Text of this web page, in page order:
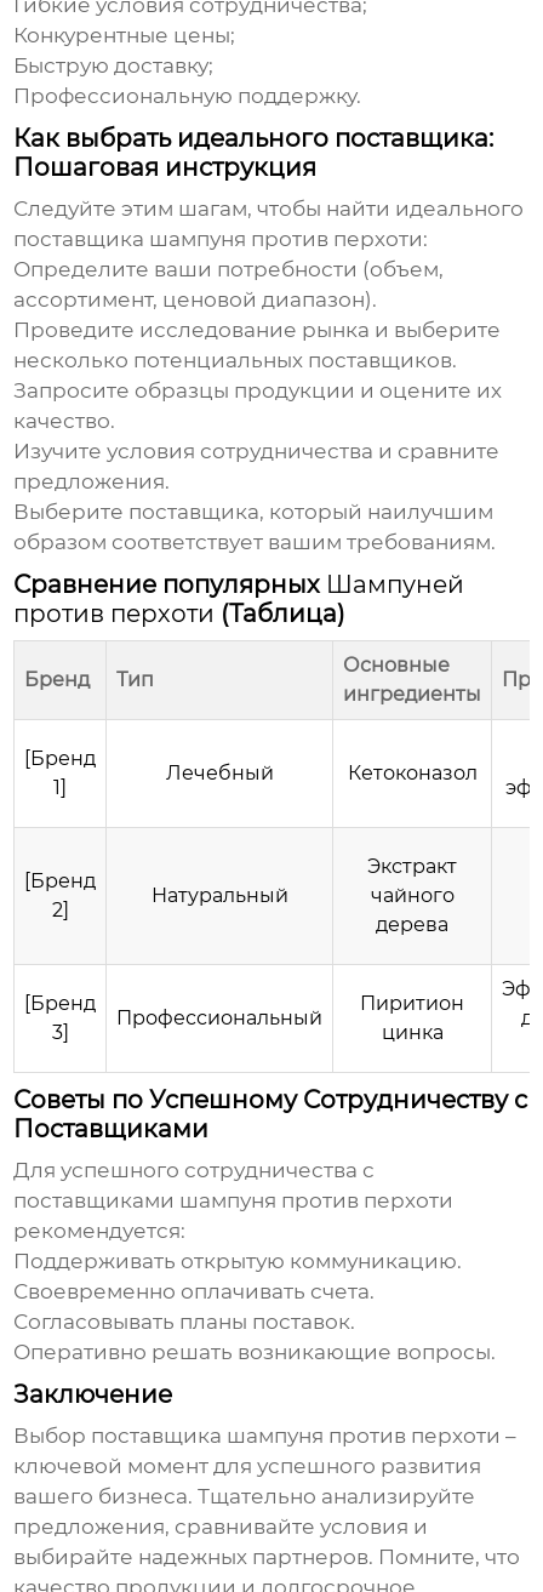
Гибкие условия сотрудничества;
Конкурентные цены;
Быструю доставку;
Профессиональную поддержку.
Как выбрать идеального поставщика:
Пошаговая инструкция
Следуйте этим шагам, чтобы найти идеального
поставщика шампуня против перхоти:
Определите ваши потребности (объем,
ассортимент, ценовой диапазон).
Проведите исследование рынка и выберите
несколько потенциальных поставщиков.
Запросите образцы продукции и оцените их
качество.
Изучите условия сотрудничества и сравните
предложения.
Выберите поставщика, который наилучшим
образом соответствует вашим требованиям.
Сравнение популярных Шампуней
против перхоти (Таблица)
Бренд Тип
Основные
ингредиенты
[Бренд
1]
Лечебный Кетоконазол
[Бренд
2]
Натуральный
Экстракт
чайного
дерева
[Бренд
3]
Профессиональный
Пиритион
цинка
Советы по Успешному Сотрудничеству с
Поставщиками
Для успешного сотрудничества с
поставщиками шампуня против перхоти
рекомендуется:
Поддерживать открытую коммуникацию.
Своевременно оплачивать счета.
Согласовывать планы поставок.
Оперативно решать возникающие вопросы.
Заключение
Выбор поставщика шампуня против перхоти –
ключевой момент для успешного развития
вашего бизнеса. Тщательно анализируйте
предложения, сравнивайте условия и
выбирайте надежных партнеров. Помните, что